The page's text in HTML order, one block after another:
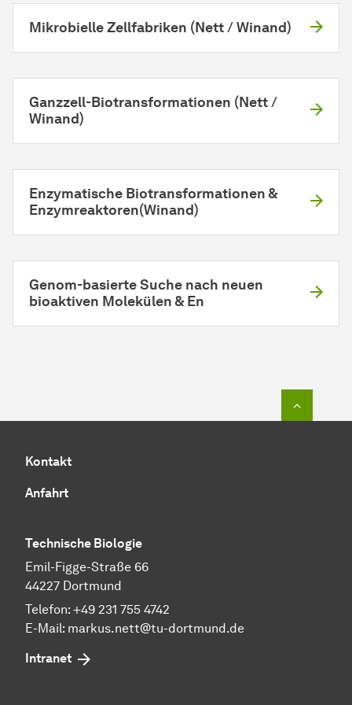
Mikrobielle Zellfabriken (Nett / Winand)
Ganzzell-Biotransformationen (Nett /
Winand)
Enzymatische Biotransformationen &
Enzymreaktoren(Winand)
Genom-basierte Suche nach neuen
bioaktiven Molekülen & En
Kontakt
Anfahrt
Technische Biologie
Emil-Figge-Straße 66
44227 Dortmund
Telefon: +49 231 755 4742
E-Mail: markus.nett@tu-dortmund.de
Intranet